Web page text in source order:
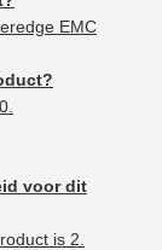
EMC
voor dit
is 2.